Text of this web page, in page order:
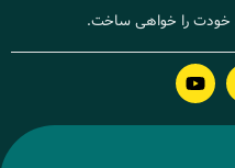
خودت را خواهی ساخت.